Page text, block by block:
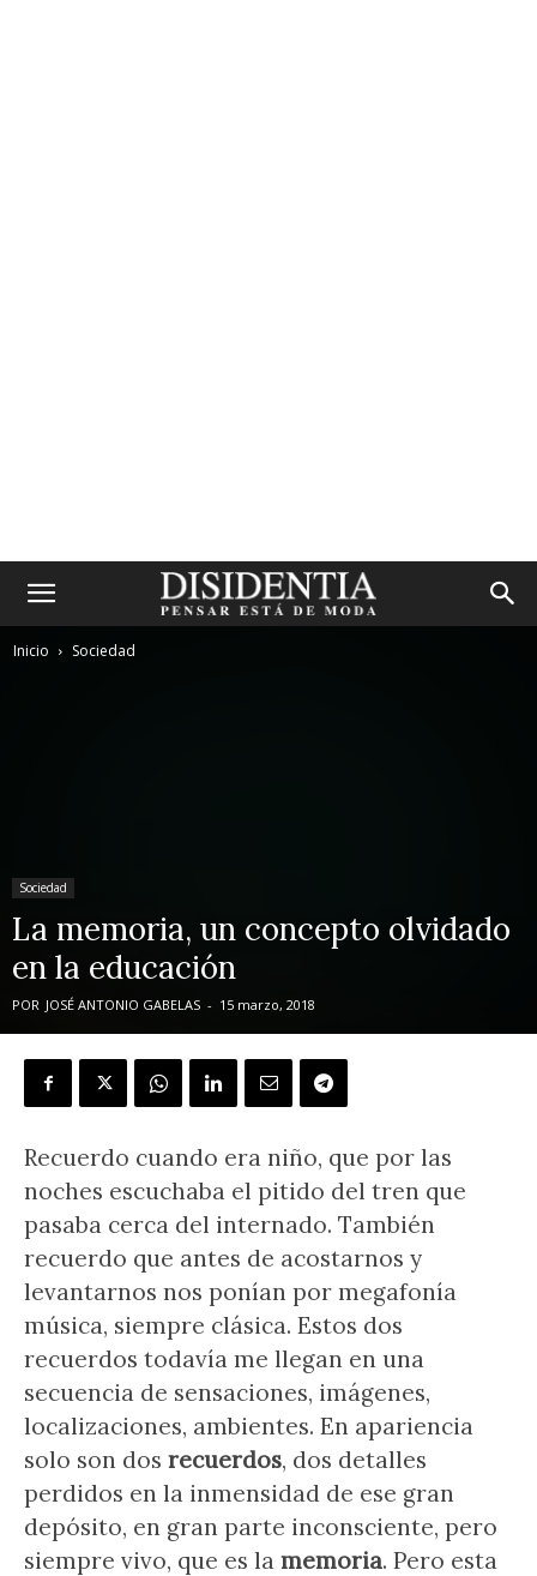
Inicio Sociedad
Sociedad
La memoria, un concepto olvidado
en la educación
POR JOSÉ ANTONIO GABELAS - 15 marzo, 2018
Recuerdo cuando era niño, que por las
noches escuchaba el pitido del tren que
pasaba cerca del internado. También
recuerdo que antes de acostarnos y
levantarnos nos ponían por megafonía
música, siempre clásica. Estos dos
recuerdos todavía me llegan en una
secuencia de sensaciones, imágenes,
localizaciones, ambientes. En apariencia
solo son dos recuerdos, dos detalles
perdidos en la inmensidad de ese gran
depósito, en gran parte inconsciente, pero
siempre vivo, que es la memoria. Pero esta